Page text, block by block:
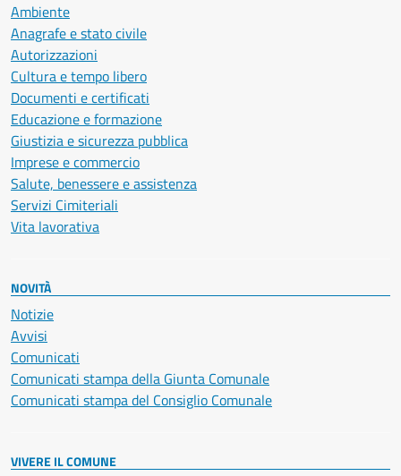
Ambiente
Anagrafe e stato civile
Autorizzazioni
Cultura e tempo libero
Documenti e certificati
Educazione e formazione
Giustizia e sicurezza pubblica
Imprese e commercio
Salute, benessere e assistenza
Servizi Cimiteriali
Vita lavorativa
NOVITÀ
Notizie
Avvisi
Comunicati
Comunicati stampa della Giunta Comunale
Comunicati stampa del Consiglio Comunale
VIVERE IL COMUNE